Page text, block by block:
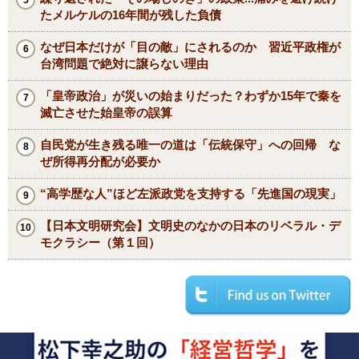
たメルケルの16年間が残した負債
なぜ日本だけが「目の敵」にされるのか 習近平政権が
台湾問題で絶対に譲らない理由
「皇帝政治」が災いの始まりだった？わずか15年で秦を
滅亡させた始皇帝の誤算
自民党が生き残る唯一の道は「伝統保守」への回帰 な
ぜ所得再分配が必要か
“高学歴な人”ほど左派政党を支持する「先進国の現実」
【日本文明研究会】文明史のなかの日本のリベラル・デ
モクラシー（第１回）